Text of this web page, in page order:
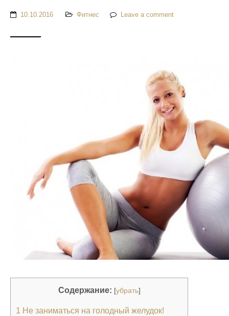
10.10.2016 Фитнес Leave a comment
Содержание: [убрать]
1 Не заниматься на голодный желудок!